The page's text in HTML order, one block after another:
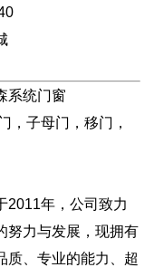
系统门窗
，子母门，移门，
年，公司致力
努力与发展，现拥有
质、专业的能力、超